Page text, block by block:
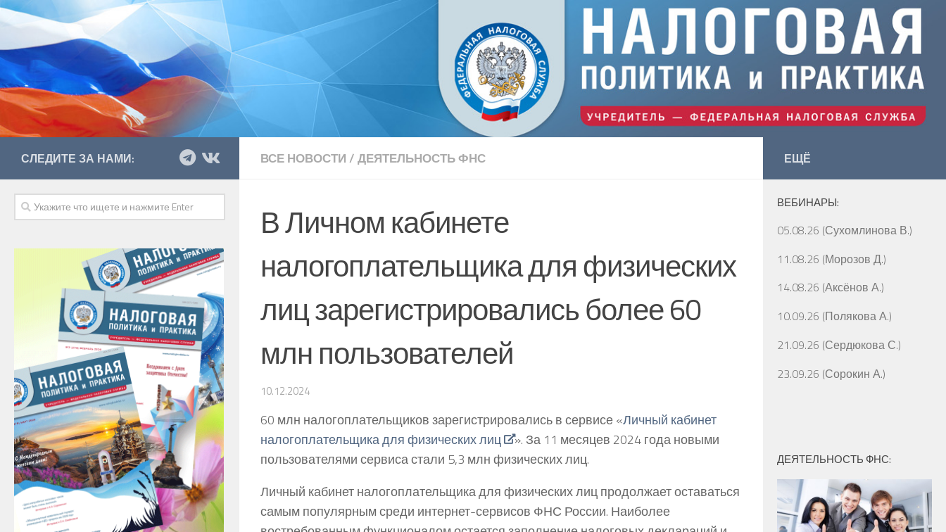
ВСЕ НОВОСТИ/ДЕЯТЕЛЬНОСТЬ ФНС
В Личном кабинете
налогоплательщика для физических
лиц зарегистрировались более 60
млн пользователей
10.12.2024
60 млн налогоплательщиков зарегистрировались в сервисе «Личный кабинет
налогоплательщика для физических лиц
». За 11 месяцев 2024 года новыми
пользователями сервиса стали 5,3 млн физических лиц.
Личный кабинет налогоплательщика для физических лиц продолжает оставаться
самым популярным среди интернет-сервисов ФНС России. Наиболее
СЛЕДИТЕ ЗА НАМИ: ЕЩЁ
ВЕБИНАРЫ:
05.08.26 (Сухомлинова В.)
11.08.26 (Морозов Д.)
14.08.26 (Аксёнов А.)
10.09.26 (Полякова А.)
21.09.26 (Сердюкова С.)
23.09.26 (Сорокин А.)
ДЕЯТЕЛЬНОСТЬ ФНС: